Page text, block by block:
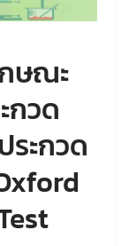
ษณะ
กวด
ระกวด